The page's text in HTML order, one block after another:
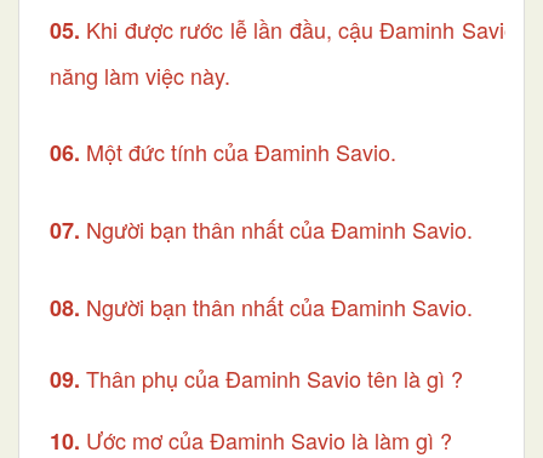
05. Khi được rước lễ lần đầu, cậu Đaminh Savio
năng làm việc này.
06. Một đức tính củaĐaminh Savio.
07. Người bạn thân nhất của Đaminh Savio.
08. Người bạn thân nhất của Đaminh Savio.
09. Thân phụ củaĐaminh Savio tên là gì ?
10. Ước mơ củaĐaminh Savio là làm gì ?